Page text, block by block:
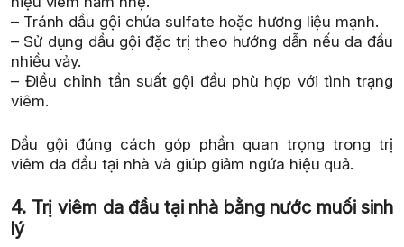
– Tránh dầu gội chứa sulfate hoặc hương liệu mạnh.
– Sử dụng dầu gội đặc trị theo hướng dẫn nếu da đầu
nhiều vảy.
– Điều chỉnh tần suất gội đầu phù hợp với tình trạng
viêm.
Dầu gội đúng cách góp phần quan trọng trong trị
viêm da đầu tại nhà và giúp giảm ngứa hiệu quả.
4. Trị viêm da đầu tại nhà bằng nước muối sinh
lý